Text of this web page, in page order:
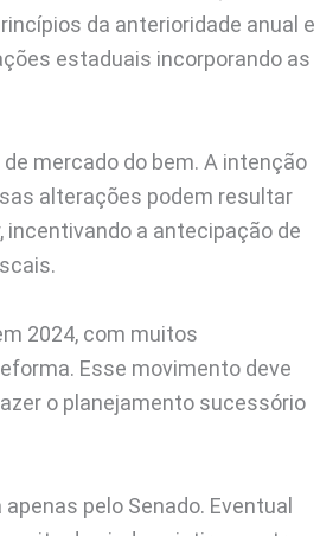
da anterioridade anual e
estaduais incorporando as
mercado do bem. A intenção
alterações podem resultar
incentivando a antecipação de
2024, com muitos
Esse movimento deve
o planejamento sucessório
pelo Senado. Eventual